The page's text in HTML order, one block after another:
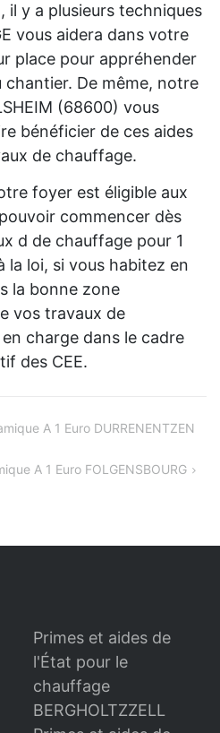
il y a plusieurs techniques
vous aidera dans votre
place pour appréhender
De même, notre
(68600) vous
bénéficier de ces aides
de chauffage.
foyer est éligible aux
commencer dès
d de chauffage pour 1
la loi, si vous habitez en
la bonne zone
vos travaux de
charge dans le cadre
des CEE.
A 1 Euro DURRENENTZEN
A 1 Euro FOLGENSBOURG
Primes et aides de
l'État pour le
chauffage
BERGHOLTZZELL